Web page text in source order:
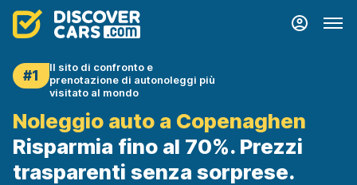
#1
Il sito di confronto e
prenotazione di autonoleggi più
visitato al mondo
Noleggio auto a Copenaghen
Risparmia fino al 70%. Prezzi
trasparenti senza sorprese.